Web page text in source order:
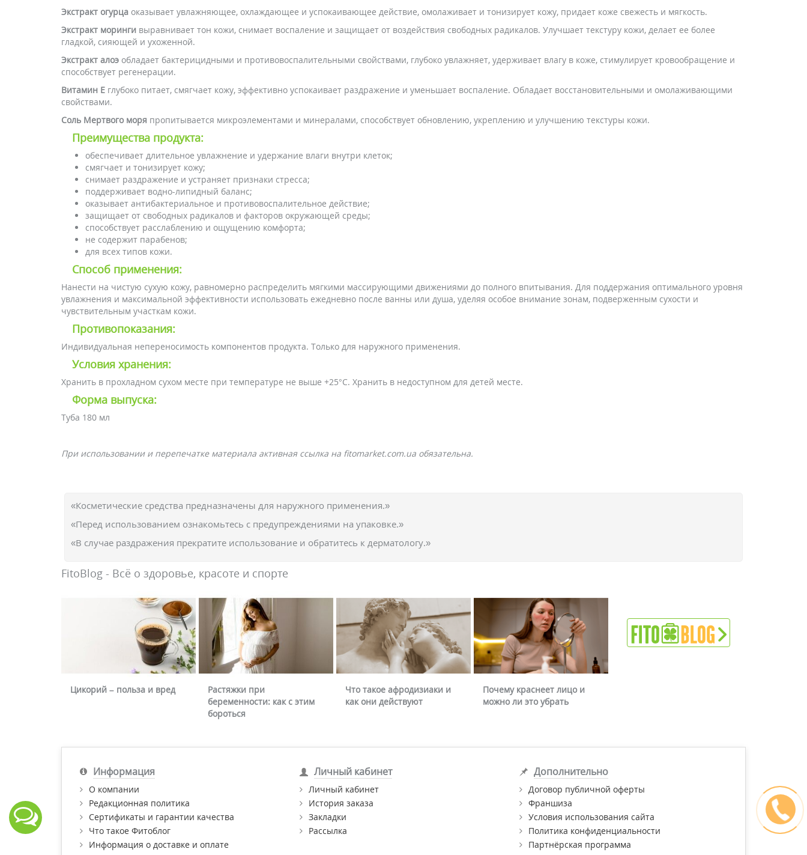
Экстракт огурца оказывает увлажняющее, охлаждающее и успокаивающее действие, омолаживает и тонизирует кожу, придает коже свежесть и мягкость.
Экстракт моринги выравнивает тон кожи, снимает воспаление и защищает от воздействия свободных радикалов. Улучшает текстуру кожи, делает ее более
гладкой, сияющей и ухоженной.
Экстракт алоэ обладает бактерицидными и противовоспалительными свойствами, глубоко увлажняет, удерживает влагу в коже, стимулирует кровообращение и
способствует регенерации.
Витамин Е глубоко питает, смягчает кожу, эффективно успокаивает раздражение и уменьшает воспаление. Обладает восстановительными и омолаживающими
свойствами.
Соль Мертвого моря пропитывается микроэлементами и минералами, способствует обновлению, укреплению и улучшению текстуры кожи.
Преимущества продукта:
обеспечивает длительное увлажнение и удержание влаги внутри клеток;
смягчает и тонизирует кожу;
снимает раздражение и устраняет признаки стресса;
поддерживает водно-липидный баланс;
оказывает антибактериальное и противовоспалительное действие;
защищает от свободных радикалов и факторов окружающей среды;
способствует расслаблению и ощущению комфорта;
не содержит парабенов;
для всех типов кожи.
Способ применения:
Нанести на чистую сухую кожу, равномерно распределить мягкими массирующими движениями до полного впитывания. Для поддержания оптимального уровня
увлажнения и максимальной эффективности использовать ежедневно после ванны или душа, уделяя особое внимание зонам, подверженным сухости и
чувствительным участкам кожи.
Противопоказания:
Индивидуальная непереносимость компонентов продукта. Только для наружного применения.
Условия хранения:
Хранить в прохладном сухом месте при температуре не выше +25°С. Хранить в недоступном для детей месте.
Форма выпуска:
Туба 180 мл
При использовании и перепечатке материала активная ссылка на fitomarket.com.ua обязательна.
«Косметические средства предназначены для наружного применения.»
«Перед использованием ознакомьтесь с предупреждениями на упаковке.»
«В случае раздражения прекратите использование и обратитесь к дерматологу.»
FitoBlog - Всё о здоровье, красоте и спорте
Цикорий – польза и вред
Растяжки при
беременности: как с этим
бороться
Что такое афродизиаки и
как они действуют
Почему краснеет лицо и
можно ли это убрать
Информация
О компании
Редакционная политика
Сертификаты и гарантии качества
Что такое Фитоблог
Информация о доставке и оплате
Личный кабинет
Личный кабинет
История заказа
Закладки
Рассылка
Дополнительно
Договор публичной оферты
Франшиза
Условия использования сайта
Политика конфиденциальности
Партнёрская программа